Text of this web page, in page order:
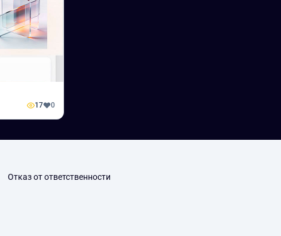
17 0
Отказ от ответственности